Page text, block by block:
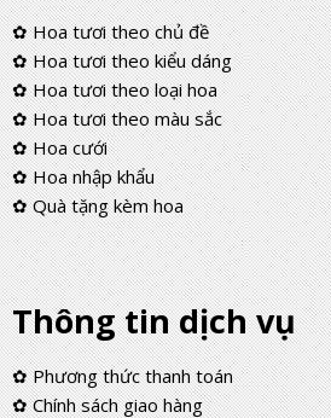
✿ Hoa tươi theo chủ đề
✿ Hoa tươi theo kiểu dáng
✿ Hoa tươi theo loại hoa
✿ Hoa tươi theo màu sắc
✿ Hoa cưới
✿ Hoa nhập khẩu
✿ Quà tặng kèm hoa
Thông tin dịch vụ
✿ Phương thức thanh toán
✿ Chính sách giao hàng